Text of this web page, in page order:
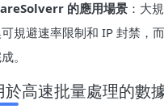
的應用場景 ：大
規避速率限制和 IP 封禁，
。
於高速批量處理的數